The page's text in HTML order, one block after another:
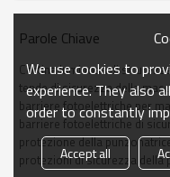
Distanza di
30-6000
Tempo di
risposta
≤15 ms
Dati meccanici
Materiale
Parole Chiave
Cortina luminosa di sicurezza
tende di sicurezza della
barriere fotoelettriche per
barriere fotoelettriche di
protezione della
protezioni di sicurezza della
We use cookies to
experience. They also
order to constantly
Accept all